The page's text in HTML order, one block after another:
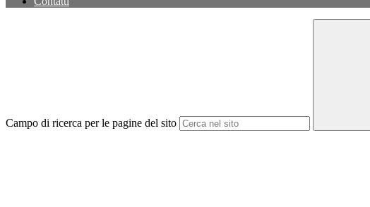
Campo di ricerca per le pagine del sito